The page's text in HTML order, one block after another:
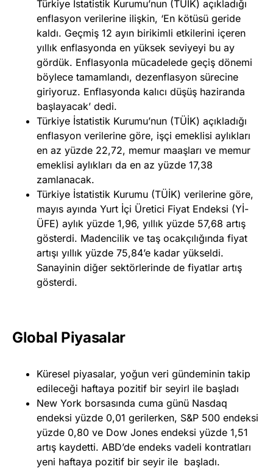
Türkiye İstatistik Kurumu’nun (TÜİK) açıkladığı
enflasyon verilerine ilişkin, ‘En kötüsü geride
kaldı. Geçmiş 12 ayın birikimli etkilerini içeren
yıllık enflasyonda en yüksek seviyeyi bu ay
gördük. Enflasyonla mücadelede geçiş dönemi
böylece tamamlandı, dezenflasyon sürecine
giriyoruz. Enflasyonda kalıcı düşüş haziranda
başlayacak’ dedi.
Türkiye İstatistik Kurumu’nun (TÜİK) açıkladığı
enflasyon verilerine göre, işçi emeklisi aylıkları
en az yüzde 22,72, memur maaşları ve memur
emeklisi aylıkları da en az yüzde 17,38
zamlanacak.
Türkiye İstatistik Kurumu (TÜİK) verilerine göre,
mayıs ayında Yurt İçi Üretici Fiyat Endeksi (Yİ-
ÜFE) aylık yüzde 1,96, yıllık yüzde 57,68 artış
gösterdi. Madencilik ve taş ocakçılığında fiyat
artışı yıllık yüzde 75,84’e kadar yükseldi.
Sanayinin diğer sektörlerinde de fiyatlar artış
gösterdi.
Global Piyasalar
Küresel piyasalar, yoğun veri gündeminin takip
edileceği haftaya pozitif bir seyirl ile başladı
New York borsasında cuma günü Nasdaq
endeksi yüzde 0,01 gerilerken, S&P 500 endeksi
yüzde 0,80 ve Dow Jones endeksi yüzde 1,51
artış kaydetti. ABD’de endeks vadeli kontratları
yeni haftaya pozitif bir seyir ile başladı.